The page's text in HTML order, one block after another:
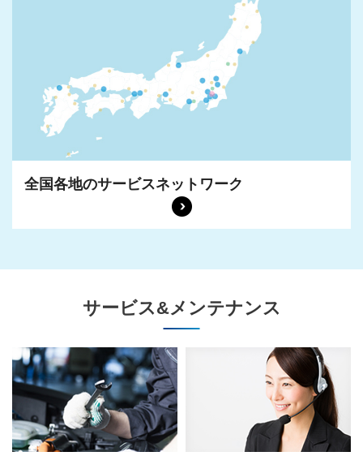
全国各地のサービスネットワーク
サービス&メンテナンス